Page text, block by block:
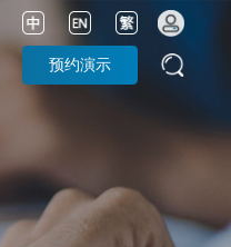
预约演示